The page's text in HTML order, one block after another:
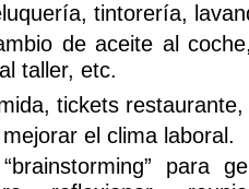
tintorería,
de aceite al
taller, etc.
tickets restaurante,
el clima laboral.
para